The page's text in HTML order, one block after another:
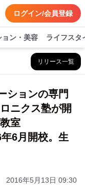
ログイン/会員登録
ョン・美容 ライフスタ
リリース一覧
ションの専門
ニクス塾が開
室
6月開校。生
2016年5月13日 09:30